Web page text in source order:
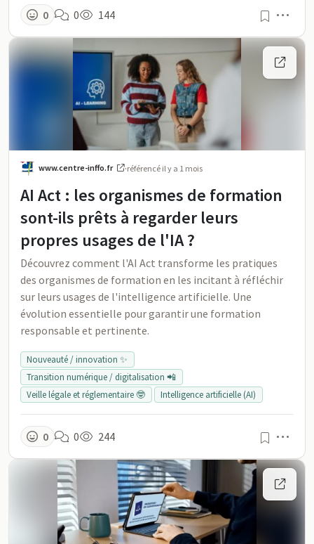
0 0 144
www.centre-inffo.fr ·référencé il y a 1 mois
AI Act : les organismes de formation
sont-ils prêts à regarder leurs
propres usages de l'IA ?
Découvrez comment l'AI Act transforme les pratiques
des organismes de formation en les incitant à réfléchir
sur leurs usages de l'intelligence artificielle. Une
évolution essentielle pour garantir une formation
responsable et pertinente.
Nouveauté / innovation ✨
Transition numérique / digitalisation 📲
Veille légale et réglementaire 🤓
Intelligence artificielle (AI)
0 0 244